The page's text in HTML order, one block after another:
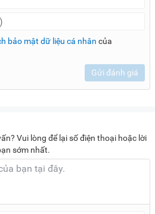
bảo mật dữ liệu cá nhân của
Gửi đánh giá
Vui lòng để lại số điện thoại hoặc lời
sớm nhất.